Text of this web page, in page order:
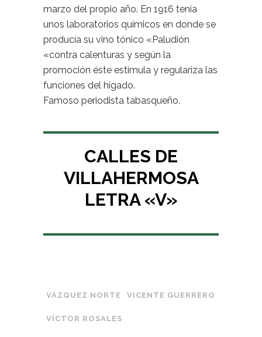
marzo del propio año. En 1916 tenía
unos laboratorios químicos en donde se
producía su vino tónico «Paludión
«contra calenturas y según la
promoción éste estimula y regulariza las
funciones del hígado.
Famoso periodista tabasqueño.
CALLES DE
VILLAHERMOSA
LETRA «V»
VÁZQUEZ NORTE VICENTE GUERRERO
VÍCTOR ROSALES